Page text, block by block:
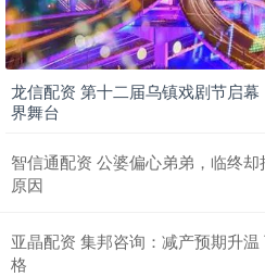
龙信配资 第十二届乌镇戏剧节启
界舞台
智信通配资 公婆偏心弟弟，临终
原因
亚晶配资 集邦咨询：减产预期升
格